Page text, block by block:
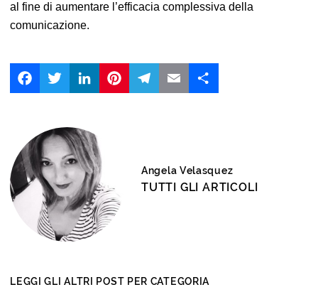
al fine di aumentare l’efficacia complessiva della
comunicazione.
FacebookTwitter LinkedIn
Angela Velasquez
TUTTI GLI ARTICOLI
LEGGI GLI ALTRI POST PER CATEGORIA